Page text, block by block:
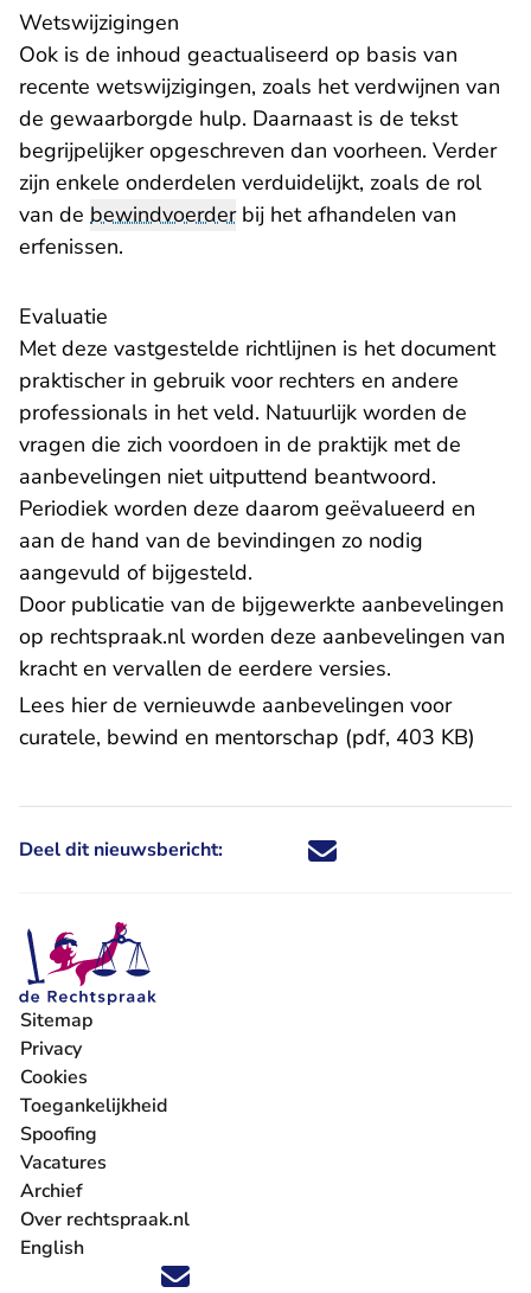
Wetswijzigingen
Ook is de inhoud geactualiseerd op basis van
recente wetswijzigingen, zoals het verdwijnen van
de gewaarborgde hulp. Daarnaast is de tekst
begrijpelijker opgeschreven dan voorheen. Verder
zijn enkele onderdelen verduidelijkt, zoals de rol
van de bewindvoerderbij het afhandelen van
erfenissen.
Evaluatie
Met deze vastgestelde richtlijnen is het document
praktischer in gebruik voor rechters en andere
professionals in het veld. Natuurlijk worden de
vragen die zich voordoen in de praktijk met de
aanbevelingen niet uitputtend beantwoord.
Periodiek worden deze daarom geëvalueerd en
aan de hand van de bevindingen zo nodig
aangevuld of bijgesteld.
Door publicatie van de bijgewerkte aanbevelingen
op rechtspraak.nlworden deze aanbevelingen van
kracht en vervallen de eerdere versies.
Lees hier de vernieuwde aanbevelingen voor
curatele, bewind en mentorschap (pdf, 403 KB)
Deel dit nieuwsbericht: Deel dit nieuwsbericht via X -
Deel dit nieuwsbericht via
Deel dit nieuwsbericht
Deel dit
Volg ons op X (Twitter) - U verlaat Rechtspraak.nl
Volg ons op Facebook - U verlaat Rechtspraak.nl
Volg ons op Instagram - U verlaat Rechtspraak.nl
Volg ons op Youtube - U verlaat Rechtspraak.nl
Volg ons op LinkedIn - U verlaat
'Blijf op de hoogte' nieuwsbrief - U verlaat
Sitemap
Privacy
Cookies
Toegankelijkheid
Spoofing
Vacatures
- U verlaat Rechtspraak.nl
Archief
Over rechtspraak.nl
English